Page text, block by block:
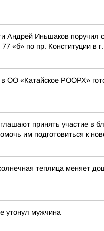
Андрей Иньшаков
«б» по пр. Конституции в
в ОО «Катайское РООРХ»
принять участие в
им подготовиться к
теплица меняет
утонул мужчина